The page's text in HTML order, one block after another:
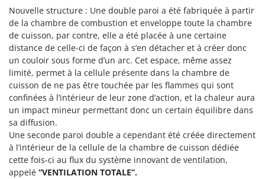
Vibroculteurs à tracteur
Macom
Macte Ovens
Makita
MAMMAMIA
Marcato
Marina Systems
Master
Mastercook
Masterpro
McCulloch
Nouvelle structure : Une double paroi a été fabriquée à partir
de la chambre de combustion et enveloppe toute la chambre
de cuisson, par contre, elle a été placée à une certaine
distance de celle-ci de façon à s’en détacher et à créer donc
un couloir sous forme d’un arc. Cet espace, même assez
limité, permet à la cellule présente dans la chambre de
cuisson de ne pas être touchée par les flammes qui sont
confinées à l’intérieur de leur zone d’action, et la chaleur aura
un impact mineur permettant donc un certain équilibre dans
sa diffusion.
Une seconde paroi double a cependant été créée directement
à l’intérieur de la cellule de la chambre de cuisson dédiée
cette fois-ci au flux du système innovant de ventilation,
appelé “VENTILATION TOTALE”.